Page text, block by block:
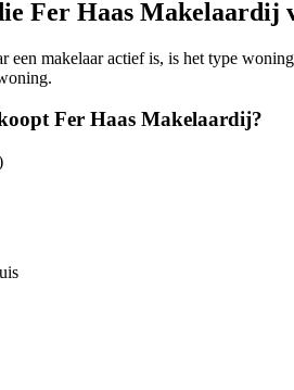
Fer Haas Makelaardij
een makelaar actief is, is het type
Fer Haas Makelaardij?